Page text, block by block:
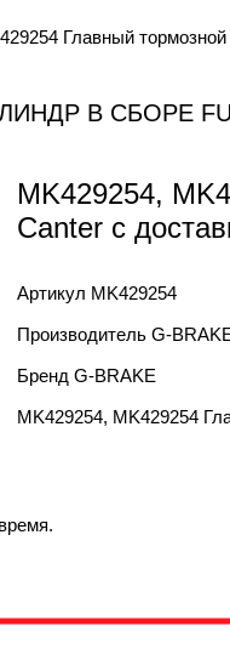
Главный
В СБОРЕ
MK429254,
Canter с
Артикул MK429254
Производитель G-
Бренд G-BRAKE
MK429254, MK429254